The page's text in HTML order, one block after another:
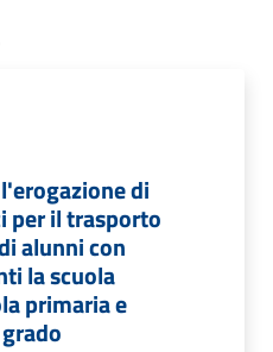
di
per il trasporto
alunni con
la scuola
primaria e